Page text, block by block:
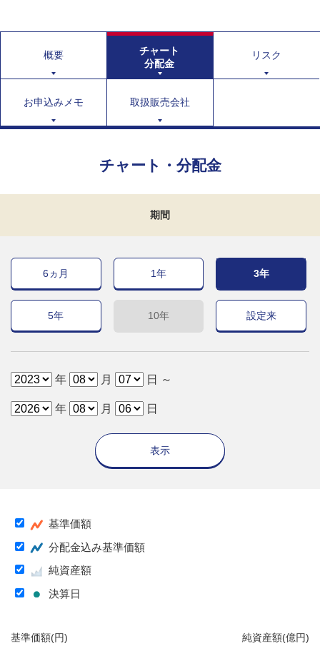
概要
チャート
分配金
リスク
お申込みメモ 取扱販売会社
チャート・分配金
期間
6ヵ月 1年 3年
5年 10年 設定来
年 月 日 ～
年 月 日
表示
基準価額
分配金込み基準価額
純資産額
決算日
基準価額(円) 純資産額(億円)